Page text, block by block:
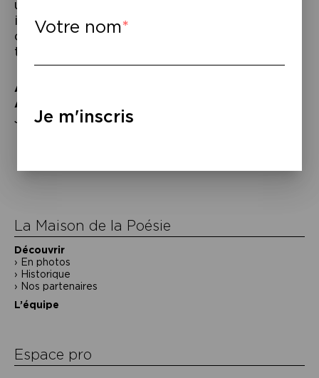
une quête du nouveau, une recherche
intellectuelle courageuse et consciente
où l’émotion n’est ni envahissante ni
tapageuse, toujours allusive, évanescente.
À lire
A lire :
Janus, paru en janvier 2015.
de
La Maison de la Poésie
Découvrir
En photos
Historique
Nos partenaires
L’équipe
Espace pro
Votre nom
Je m'inscris